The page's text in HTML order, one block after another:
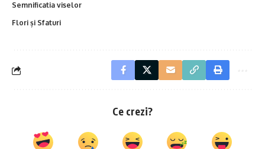
Semnificatia viselor
Flori și Sfaturi
Ce crezi?